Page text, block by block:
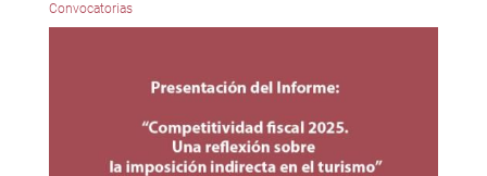
Convocatorias